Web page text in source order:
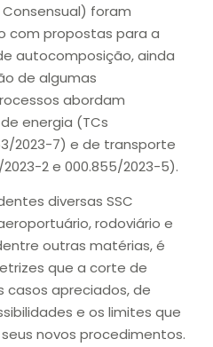
foram
com propostas para a
autocomposição, ainda
de algumas
abordam
energia (TCs
2023-7) e de transporte
2 e 000.855/2023-5).
diversas SSC
rodoviário e
outras matérias, é
que a corte de
apreciados, de
e os limites que
novos procedimentos.